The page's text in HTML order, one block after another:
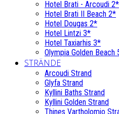
Hotel Brati - Αrcoudi 2*
Hotel Brati II Beach 2*
Hotel Dougas 2*
Hotel Lintzi 3*
Hotel Taxiarhis 3*
Olympia Golden Beach
STRÄNDE
Arcoudi Strand
Glyfa Strand
Kyllini Baths Strand
Kyllini Golden Strand
Thines Vartholomio